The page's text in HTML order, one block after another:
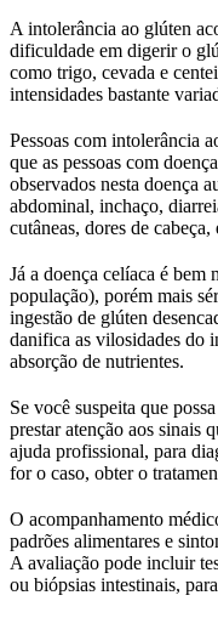
A intolerância ao glúten
dificuldade em digerir o
como trigo, cevada e
intensidades bastante
Pessoas com intolerância
que as pessoas com
observados nesta doença
abdominal, inchaço,
cutâneas, dores de cabeça,
Já a doença celíaca é bem
população), porém mais
ingestão de glúten
danifica as vilosidades do
absorção de nutrientes.
Se você suspeita que
prestar atenção aos sinais
ajuda profissional, para
for o caso, obter o
O acompanhamento
padrões alimentares e
A avaliação pode incluir
ou biópsias intestinais,